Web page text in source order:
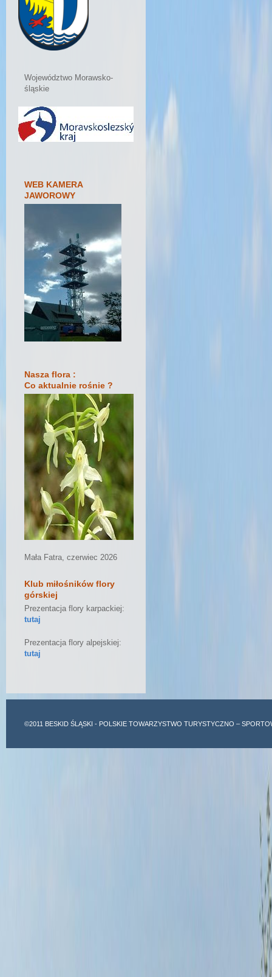
Województwo Morawsko-
śląskie
WEB KAMERA
JAWOROWY
Nasza flora :
Co aktualnie rośnie ?
Mała Fatra, czerwiec 2026
Klub miłośników flory
górskiej
Prezentacja flory karpackiej:
tutaj
Prezentacja flory alpejskiej:
tutaj
©2011 BESKID ŚLĄSKI - POLSKIE TOWARZYSTWO TURYSTYCZNO –